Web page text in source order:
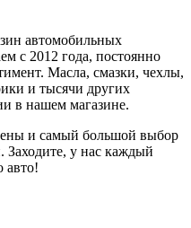
автомобильных
с 2012 года, постоянно
Масла, смазки, чехлы,
и тысячи других
в нашем магазине.
и самый большой выбор
Заходите, у нас каждый
авто!